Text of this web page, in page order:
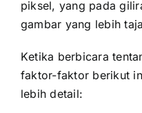
piksel, уаng раdа
gambar уаng lеbіh
Kеtіkа berbicara
faktor-faktor berikut
lеbіh detail: